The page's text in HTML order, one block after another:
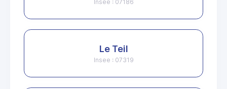
Insee : 07186
Le Teil
Insee : 07319